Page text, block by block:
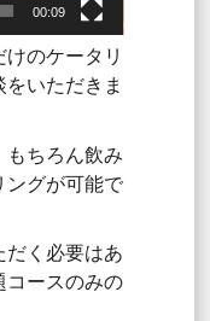
00:09
のケータリ
いただきま
ちろん飲み
ングが可能で
く必要はあ
コースのみの